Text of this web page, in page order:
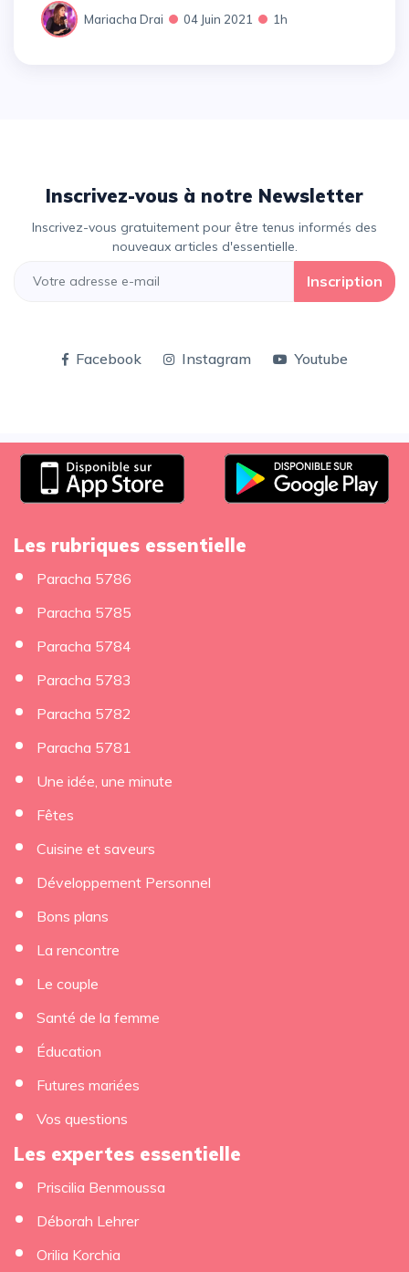
Mariacha Drai 04 Juin 2021 1h
×
Inscrivez-vous à notre Newsletter
Inscrivez-vous gratuitement pour être tenus informés des
nouveaux articles d'essentielle.
Inscription
Facebook Instagram Youtube
Les rubriques essentielle
Paracha 5786
Paracha 5785
Paracha 5784
Paracha 5783
Paracha 5782
Paracha 5781
Une idée, une minute
Fêtes
Cuisine et saveurs
Développement Personnel
Bons plans
La rencontre
Le couple
Santé de la femme
Éducation
Futures mariées
Vos questions
Les expertes essentielle
Priscilia Benmoussa
Déborah Lehrer
Orilia Korchia